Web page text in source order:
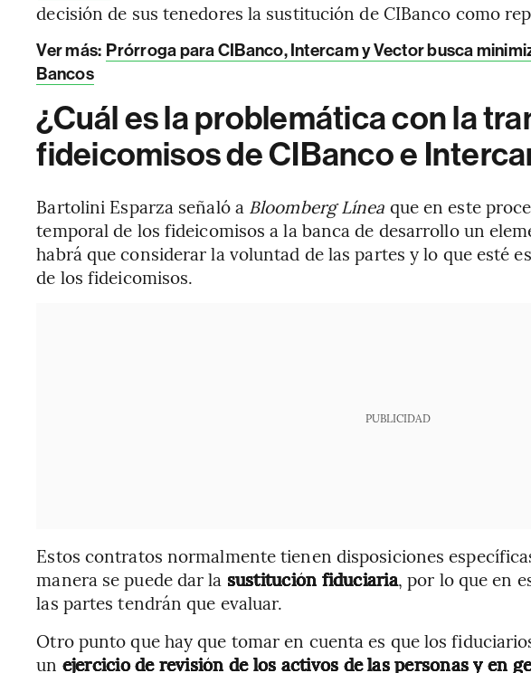
decisión de sus tenedores la sustitución de CIBanco como
Ver más: Prórroga para CIBanco, Intercam y Vector busca
Bancos
¿Cuál es la problemática con la
fideicomisos de CIBanco e
Bartolini Esparza señaló a Bloomberg Línea que en este
temporal de los fideicomisos a la banca de desarrollo un
habrá que considerar la voluntad de las partes y lo que esté
de los fideicomisos.
PUBLICIDAD
Estos contratos normalmente tienen disposiciones
manera se puede dar la sustitución fiduciaria, por lo que en
las partes tendrán que evaluar.
Otro punto que hay que tomar en cuenta es que los
un ejercicio de revisión de los activos de las personas y en